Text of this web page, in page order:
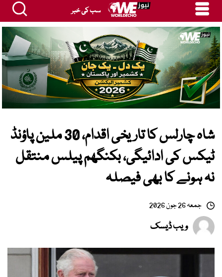
سب کی خبر
شاہ چارلس کا تاریخی اقدام، 30 ملین پاؤنڈ
ٹیکس کی ادائیگی، بکنگھم پیلس منتقل
نہ ہونے کا بھی فیصلہ
جمعہ 26 جون 2026
ویب ڈیسک